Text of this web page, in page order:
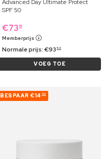
Advanced Day Ultimate Protect
SPF 50
€73 19
Memberprijs
Normale prijs:€93 59
VOEG TOE
BESPAAR €14 62